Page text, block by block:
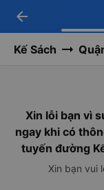
-
arrow_back
Kế Sách
Xin lỗi bạn vì
ngay khi có
tuyến đường
Xin bạn vui